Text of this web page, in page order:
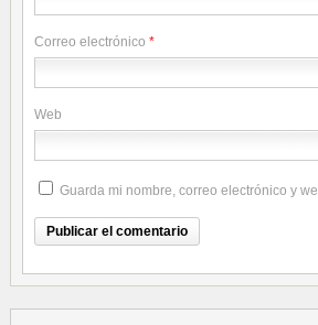
Correo electrónico *
Web
Guarda mi nombre, correo electrónico y